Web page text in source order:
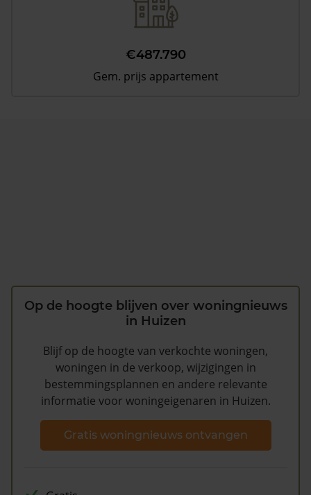
€487.790
Gem. prijs appartement
Op de hoogte blijven over woningnieuws
in Huizen
Blijf op de hoogte van verkochte woningen,
woningen in de verkoop, wijzigingen in
bestemmingsplannen en andere relevante
informatie voor woningeigenaren in Huizen.
Gratis woningnieuws ontvangen